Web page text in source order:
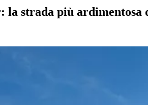
la strada più